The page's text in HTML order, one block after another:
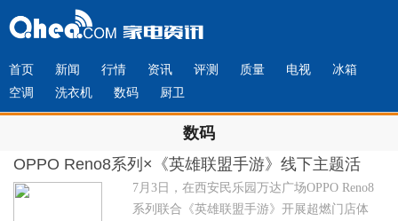
首页 新闻 行情 资讯 评测 质量 电视
冰箱
空调
洗衣机 数码 厨卫
数码
OPPO Reno8系列×《英雄联盟手游》线下主题活
动开启，零距离感受电竞乐趣7月3日，在西安民乐园万达广场OPPO Reno8
系列联合《英雄联盟手游》开展超燃门店体